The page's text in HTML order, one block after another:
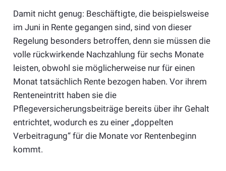
Damit nicht genug: Beschäftigte, die beispielsweise
im Juni in Rente gegangen sind, sind von dieser
Regelung besonders betroffen, denn sie müssen die
volle rückwirkende Nachzahlung für sechs Monate
leisten, obwohl sie möglicherweise nur für einen
Monat tatsächlich Rente bezogen haben. Vor ihrem
Renteneintritt haben sie die
Pflegeversicherungsbeiträge bereits über ihr Gehalt
entrichtet, wodurch es zu einer „doppelten
Verbeitragung“ für die Monate vor Rentenbeginn
kommt.